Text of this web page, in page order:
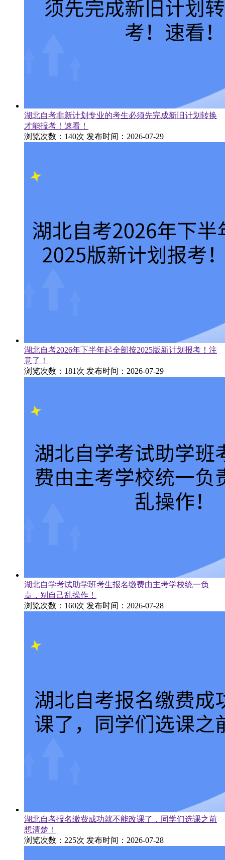
湖北自考非新计划专业的考生必须先完成新旧计划转换
才能报考！速看！
浏览次数：140次 发布时间：2026-07-29
湖北自考2026年下半年起全部按2025版新计划报考！注
意了！
浏览次数：181次 发布时间：2026-07-29
湖北自学考试助学班考生报名缴费由主考学校统一负
责，别自己乱操作！
浏览次数：160次 发布时间：2026-07-28
湖北自考报名缴费成功就不能改课了，同学们选课之前
想清楚！
浏览次数：225次 发布时间：2026-07-28